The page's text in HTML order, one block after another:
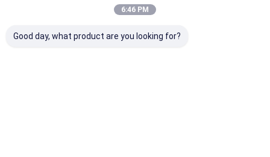
6:46 PM
Good day, what product are you looking for?